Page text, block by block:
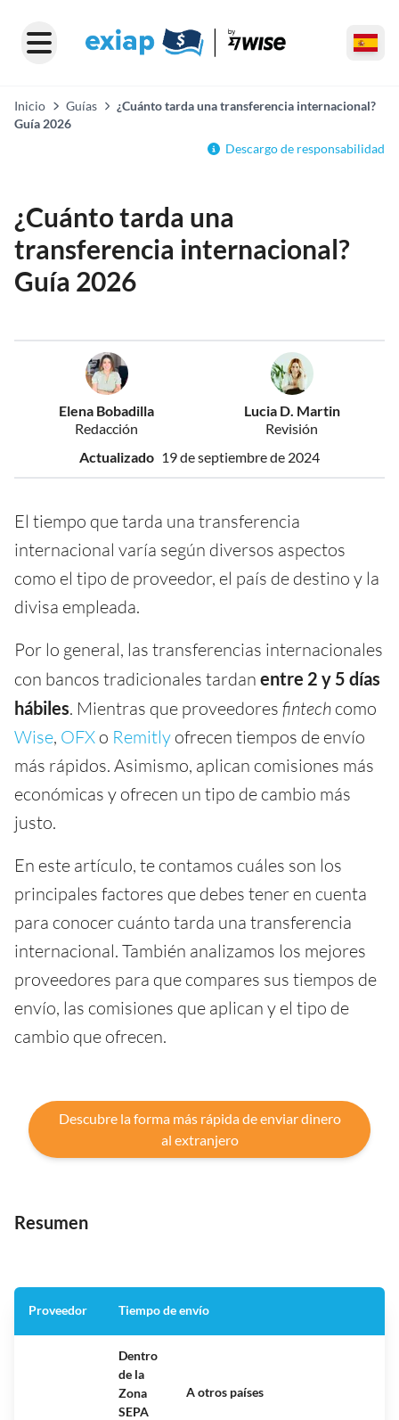
Inicio Guías
¿Cuánto tarda una transferencia internacional?
Guía 2026
Descargo de responsabilidad
¿Cuánto tarda una
transferencia internacional?
Guía 2026
Elena Bobadilla
Redacción
Lucia D. Martin
Revisión
Actualizado 19 de septiembre de 2024
El tiempo que tarda una transferencia
internacional varía según diversos aspectos
como el tipo de proveedor, el país de destino y la
divisa empleada.
Por lo general, las transferencias internacionales
con bancos tradicionales tardan entre 2 y 5 días
hábiles. Mientras que proveedores fintech como
Wise, OFX o Remitly ofrecen tiempos de envío
más rápidos. Asimismo, aplican comisiones más
económicas y ofrecen un tipo de cambio más
justo.
En este artículo, te contamos cuáles son los
principales factores que debes tener en cuenta
para conocer cuánto tarda una transferencia
internacional. También analizamos los mejores
proveedores para que compares sus tiempos de
envío, las comisiones que aplican y el tipo de
cambio que ofrecen.
Descubre la forma más rápida de enviar dinero
al extranjero
Resumen
Proveedor Tiempo de envío
Dentro
de la
Zona
SEPA
A otros países